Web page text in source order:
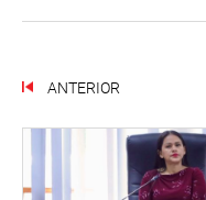
ANTERIOR